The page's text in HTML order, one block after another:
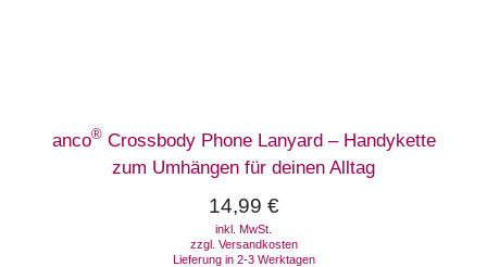
anco®Crossbody Phone Lanyard – Handykette
zum Umhängen für deinen Alltag
14,99 €
inkl. MwSt.
zzgl. Versandkosten
Lieferung in 2-3 Werktagen